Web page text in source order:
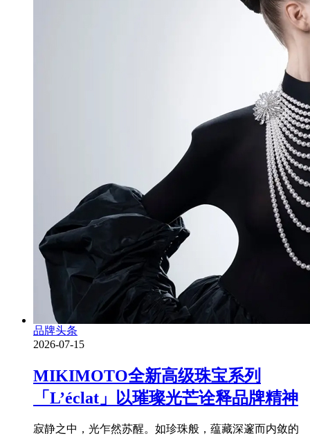
品牌头条
2026-07-15
MIKIMOTO全新高级珠宝系列
「L’éclat」以璀璨光芒诠释品牌精神
寂静之中，光乍然苏醒。如珍珠般，蕴藏深邃而内敛的